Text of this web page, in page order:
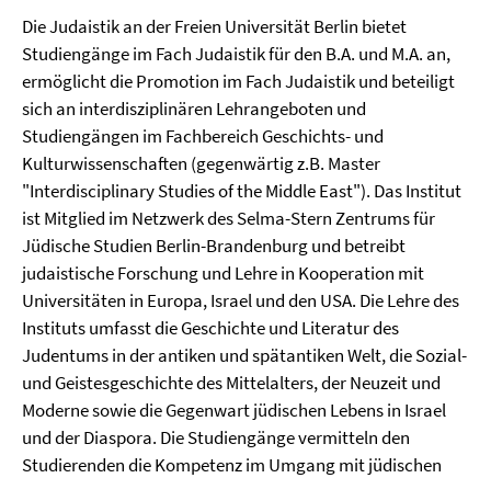
Die Judaistik an der Freien Universität Berlin bietet
Studiengänge im Fach Judaistik für den B.A. und M.A. an,
ermöglicht die Promotion im Fach Judaistik und beteiligt
sich an interdisziplinären Lehrangeboten und
Studiengängen im Fachbereich Geschichts- und
Kulturwissenschaften (gegenwärtig z.B. Master
"Interdisciplinary Studies of the Middle East"). Das Institut
ist Mitglied im Netzwerk des Selma-Stern Zentrums für
Jüdische Studien Berlin-Brandenburg und betreibt
judaistische Forschung und Lehre in Kooperation mit
Universitäten in Europa, Israel und den USA. Die Lehre des
Instituts umfasst die Geschichte und Literatur des
Judentums in der antiken und spätantiken Welt, die Sozial-
und Geistesgeschichte des Mittelalters, der Neuzeit und
Moderne sowie die Gegenwart jüdischen Lebens in Israel
und der Diaspora. Die Studiengänge vermitteln den
Studierenden die Kompetenz im Umgang mit jüdischen